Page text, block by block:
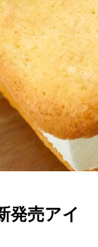
発売アイ